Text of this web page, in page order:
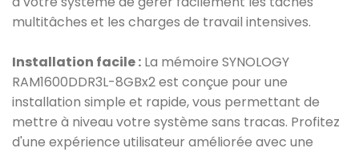
multitâches et les charges de travail intensives.
Installation facile : La mémoire SYNOLOGY
RAM1600DDR3L-8GBx2 est conçue pour une
installation simple et rapide, vous permettant de
mettre à niveau votre système sans tracas. Profitez
d'une expérience utilisateur améliorée avec une